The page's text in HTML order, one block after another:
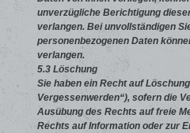
unverzügliche Berichtigung
verlangen. Bei unvollständigen
personenbezogenen Daten
verlangen.
5.3 Löschung
Sie haben ein Recht auf
Vergessenwerden“), sofern die
Ausübung des Rechts auf freie
Rechts auf Information oder zur